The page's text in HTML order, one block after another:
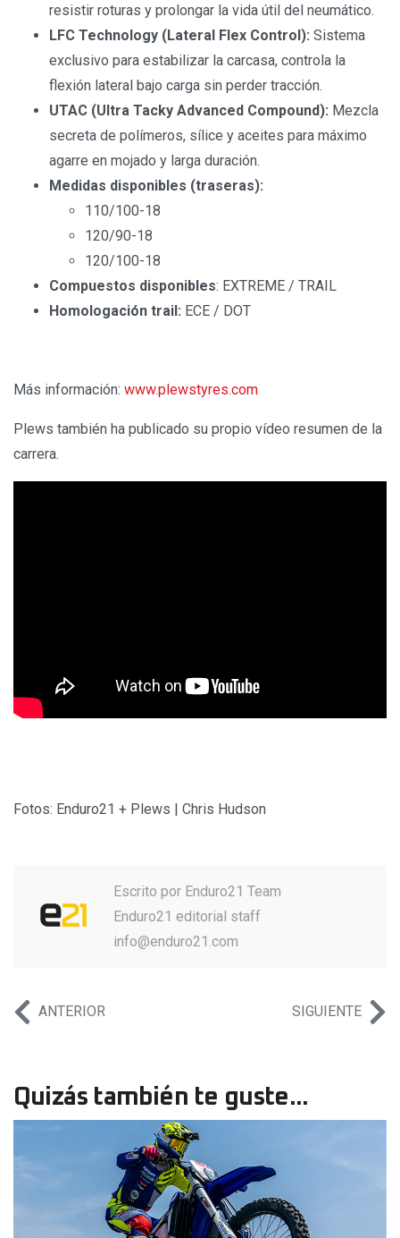
resistir roturas y prolongar la vida útil del neumático.
LFC Technology (Lateral Flex Control): Sistema
exclusivo para estabilizar la carcasa, controla la
flexión lateral bajo carga sin perder tracción.
UTAC (Ultra Tacky Advanced Compound): Mezcla
secreta de polímeros, sílice y aceites para máximo
agarre en mojado y larga duración.
Medidas disponibles (traseras):
110/100-18
120/90-18
120/100-18
Compuestos disponibles: EXTREME / TRAIL
Homologación trail: ECE / DOT
Más información: www.plewstyres.com
Plews también ha publicado su propio vídeo resumen de la
carrera.
Fotos: Enduro21 + Plews | Chris Hudson
Escrito por Enduro21 Team
Enduro21 editorial staff
info@enduro21.com
ANTERIOR SIGUIENTE
Quizás también te guste...